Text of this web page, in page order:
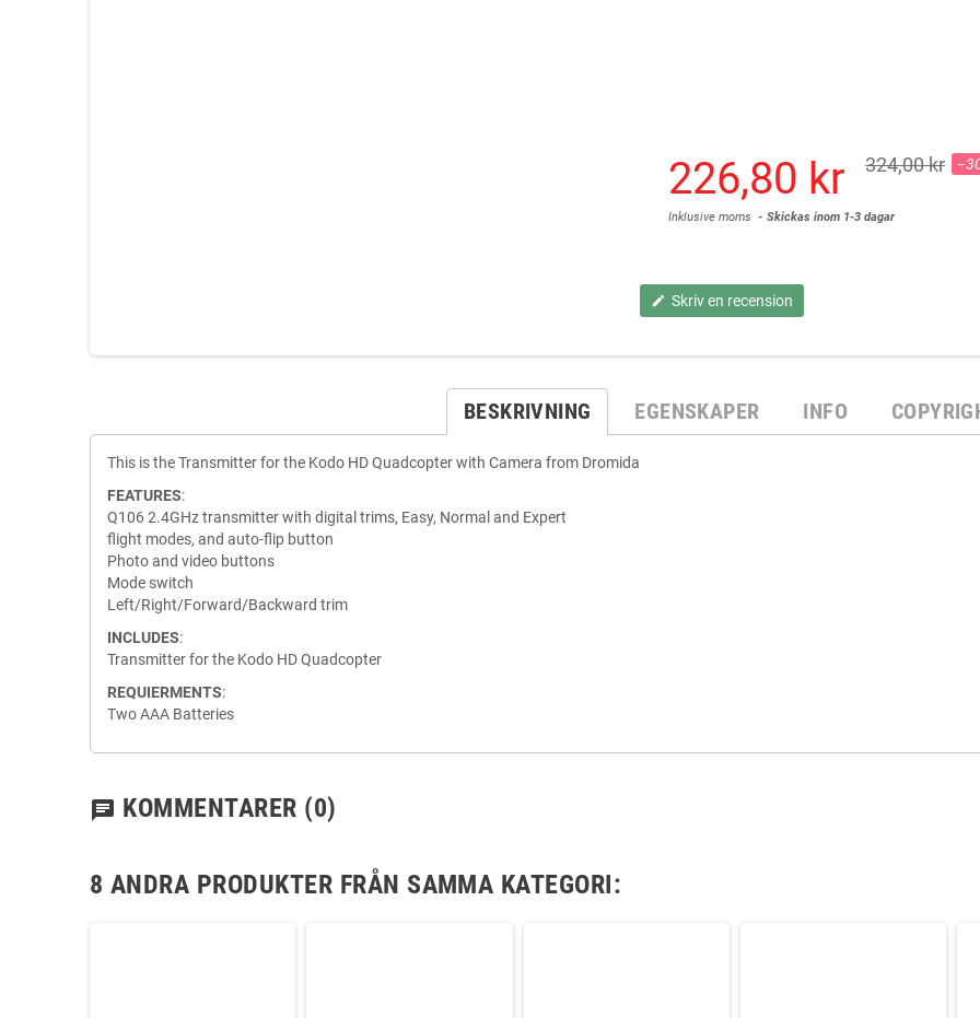
226,80 kr 324,00 kr
Inklusive moms Skickas inom 1-3 dagar
edit Skriv en recension
BESKRIVNING EGENSKAPER INFO
This is the Transmitter for the Kodo HD Quadcopter with Camera from Dromida
FEATURES:
Q106 2.4GHz transmitter with digital trims, Easy, Normal and Expert
flight modes, and auto-flip button
Photo and video buttons
Mode switch
Left/Right/Forward/Backward trim
INCLUDES:
Transmitter for the Kodo HD Quadcopter
REQUIERMENTS:
Two AAA Batteries
chat KOMMENTARER (0)
8 ANDRA PRODUKTER FRÅN SAMMA KATEGORI: